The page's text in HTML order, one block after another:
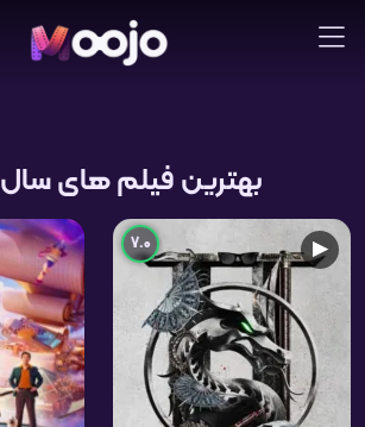
بهترین فیلم های سال 2026
▶
7.0